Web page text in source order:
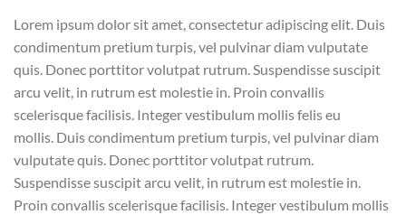
Lorem ipsum dolor sit amet, consectetur adipiscing elit. Duis
condimentum pretium turpis, vel pulvinar diam vulputate
quis. Donec porttitor volutpat rutrum. Suspendisse suscipit
arcu velit, in rutrum est molestie in. Proin convallis
scelerisque facilisis. Integer vestibulum mollis felis eu
mollis. Duis condimentum pretium turpis, vel pulvinar diam
vulputate quis. Donec porttitor volutpat rutrum.
Suspendisse suscipit arcu velit, in rutrum est molestie in.
Proin convallis scelerisque facilisis. Integer vestibulum mollis